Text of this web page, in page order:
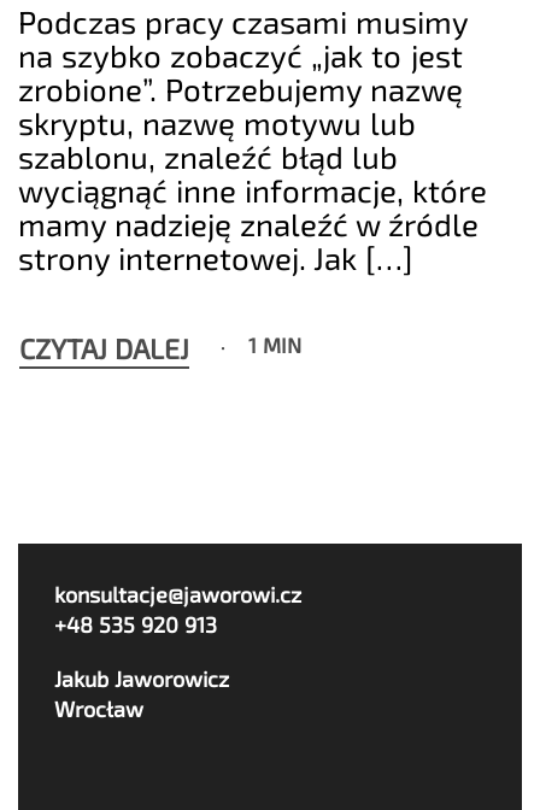
Podczas pracy czasami musimy
na szybko zobaczyć „jak to jest
zrobione”. Potrzebujemy nazwę
skryptu, nazwę motywu lub
szablonu, znaleźć błąd lub
wyciągnąć inne informacje, które
mamy nadzieję znaleźć w źródle
strony internetowej. Jak […]
CZYTAJ DALEJ 1 MIN
konsultacje@jaworowi.cz
+48 535 920 913
Jakub Jaworowicz
Wrocław